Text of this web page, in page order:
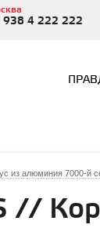
938 4 222 222
из алюминия 7000-й
//